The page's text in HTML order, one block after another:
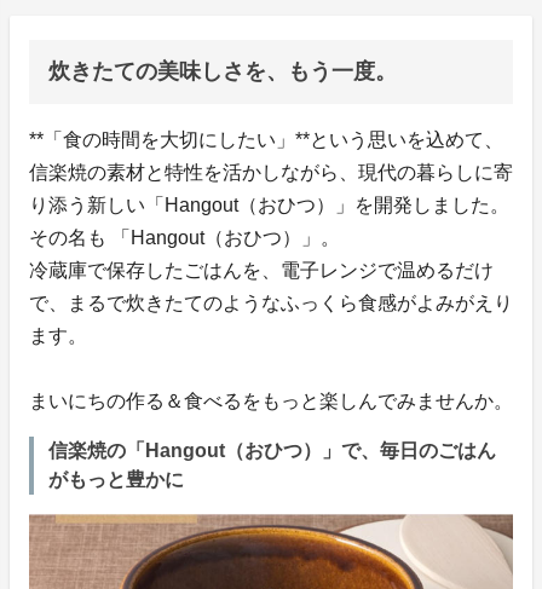
炊きたての美味しさを、もう一度。
**「食の時間を大切にしたい」**という思いを込めて、
信楽焼の素材と特性を活かしながら、現代の暮らしに寄
り添う新しい「Hangout（おひつ）」を開発しました。
その名も 「Hangout（おひつ）」。
冷蔵庫で保存したごはんを、電子レンジで温めるだけ
で、まるで炊きたてのようなふっくら食感がよみがえり
ます。
まいにちの作る＆食べるをもっと楽しんでみませんか。
信楽焼の「Hangout（おひつ）」で、毎日のごはん
がもっと豊かに